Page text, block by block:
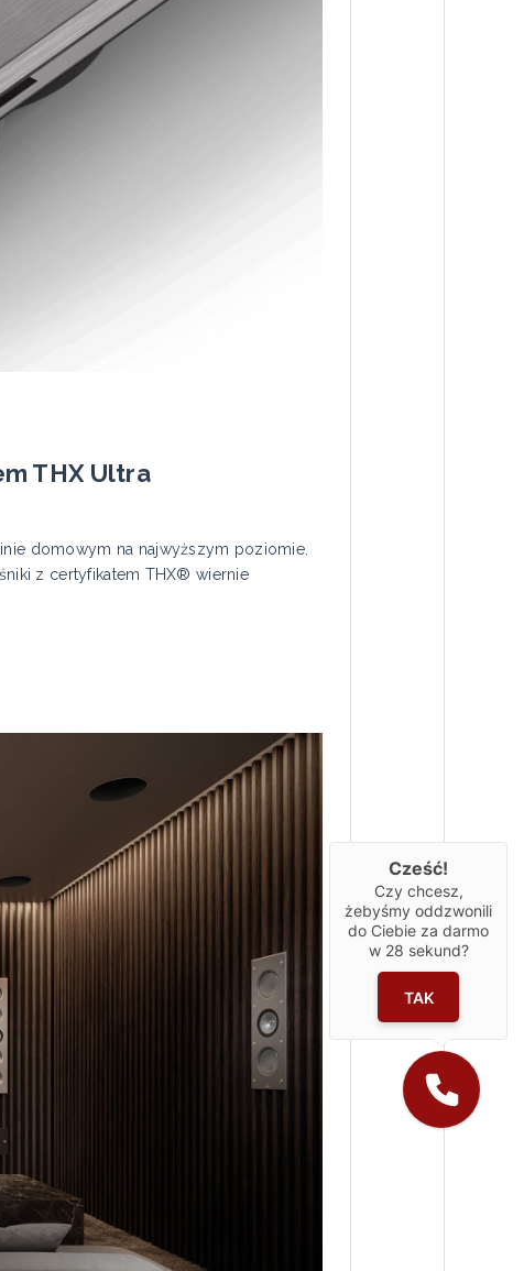
THX Ultra
domowym na najwyższym poziomie.
z certyfikatem THX® wiernie
Cześć!
Czy chcesz,
żebyśmy oddzwonili
do Ciebie za darmo
w 28 sekund?
TAK